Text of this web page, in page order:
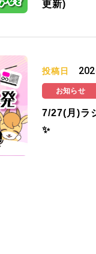
更新)
投稿日
お知らせ
7/27(月)ラ
✨